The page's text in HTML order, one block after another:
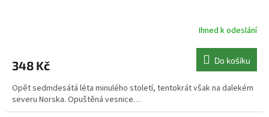
Ihned k odeslání
348 Kč Do košíku
Opět sedmdesátá léta minulého století, tentokrát však na dalekém
severu Norska. Opuštěná vesnice…